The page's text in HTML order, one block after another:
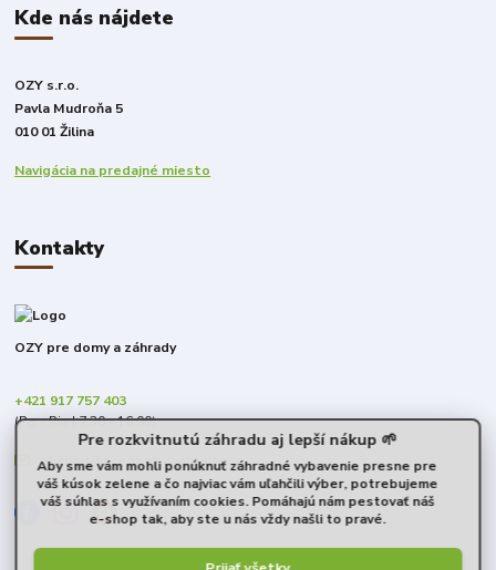
Kde nás nájdete
OZY s.r.o.
Pavla Mudroňa 5
010 01 Žilina
Navigácia na predajné miesto
Kontakty
OZY pre domy a záhrady
+421 917 757 403
(Po - Pia | 7:30 - 16:00)
obchod@predomyazahrady.sk
Pre rozkvitnutú záhradu aj lepší nákup 🌱
Aby sme vám mohli ponúknuť záhradné vybavenie presne pre
váš kúsok zelene a čo najviac vám uľahčili výber, potrebujeme
váš súhlas s využívaním cookies. Pomáhajú nám pestovať náš
e-shop tak, aby ste u nás vždy našli to pravé.